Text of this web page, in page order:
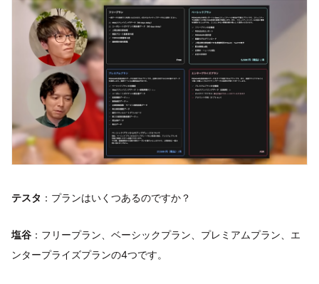
テスタ ：プランはいくつあるのですか？
塩谷 ：フリープラン、ベーシックプラン、プレミアムプラン、エ
ンタープライズプランの4つです。